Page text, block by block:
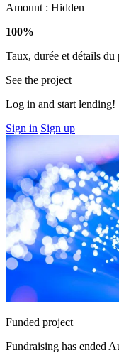
Amount : Hidden
100%
Taux, durée et détails du
See the project
Log in and start lending!
Sign in Sign up
Funded project
Fundraising has ended